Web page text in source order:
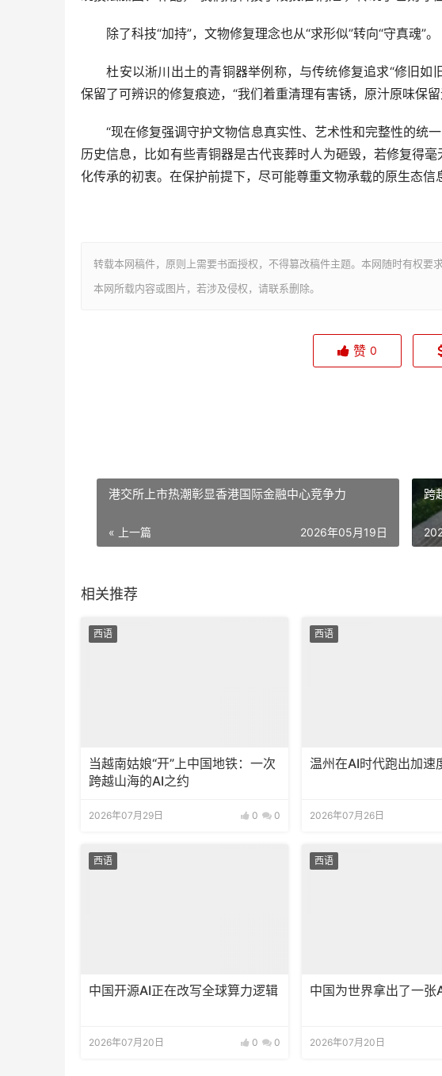
除了科技“加持”，文物修复理念也从“求形似”转向“守真魂”。
杜安以淅川出土的青铜器举例称，与传统修复追求“修旧如
保留了可辨识的修复痕迹，“我们着重清理有害锈，原汁原味保留
“现在修复强调守护文物信息真实性、艺术性和完整性的统一
历史信息，比如有些青铜器是古代丧葬时人为砸毁，若修复得
化传承的初衷。在保护前提下，尽可能尊重文物承载的原生态信
转载本网稿件，原则上需要书面授权，不得篡改稿件主题。本网随时有权要
本网所载内容或图片，若涉及侵权，请联系删除。
赞 0
港交所上市热潮彰显香港国际金融中心竞争力
« 上一篇 2026年05月19日
跨
相关推荐
西语
当越南姑娘“开”上中国地铁：一次
跨越山海的AI之约
2026年07月29日 0 0
西语
温州在AI时代跑出加速
2026年07月26日
西语
中国开源AI正在改写全球算力逻辑
2026年07月20日 0 0
西语
中国为世界拿出了一张
2026年07月20日